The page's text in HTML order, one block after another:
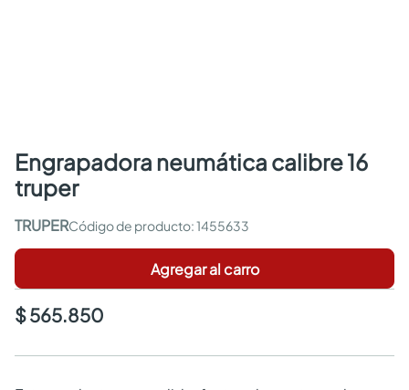
engrapadora neumática calibre 16
truper
TRUPER :1455633
Agregar al carro
$ 565.850